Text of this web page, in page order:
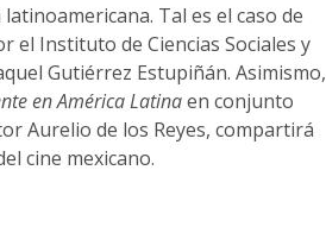
Tal es el caso de
el Instituto de Ciencias Sociales y
Gutiérrez Estupiñán. Asimismo,
en América Latinaen conjunto
Aurelio de los Reyes, compartirá
cine mexicano.